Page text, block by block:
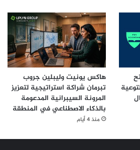
هاكس يونيت وليبلين جروب
تبرمان شراكة استراتيجية لتعزيز
المرونة السيبرانية المدعومة
بالذكاء الاصطناعي في المنطقة
منذ 4 أيام